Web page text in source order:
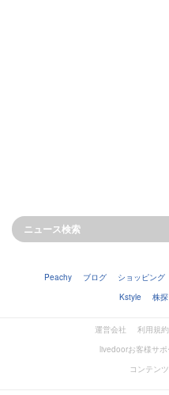
Peachy ブログ ショッピング
Kstyle
株探
運営会社 利用規約
livedoorお客様サ
コンテン